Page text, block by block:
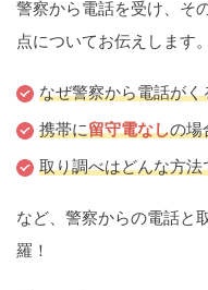
窃盗 詐欺
警察から電話を受け、そ
点についてお伝えします。
なぜ警察から電話がく
携帯に留守電なしの場
取り調べはどんな方法
など、警察からの電話と
羅！